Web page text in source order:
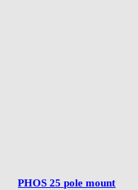
PHOS 25 pole mount